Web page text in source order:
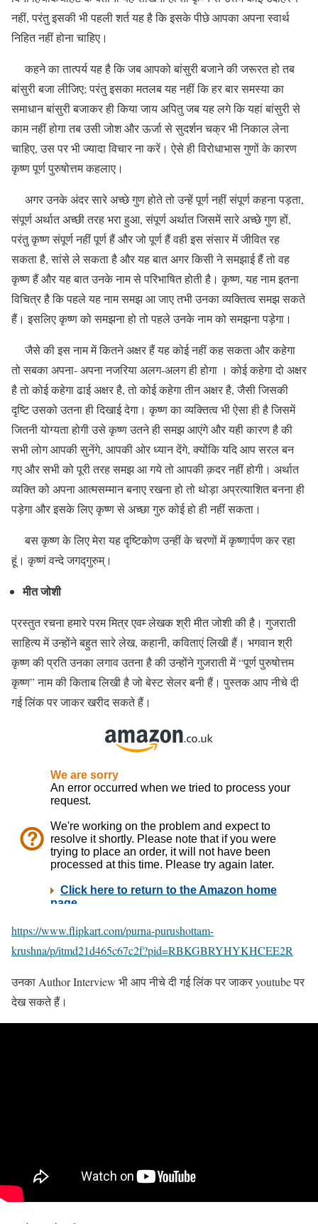
नहीं, परंतु इसकी भी पहली शर्त यह है कि इसके पीछे आपका अपना स्वार्थ
निहित नहीं होना चाहिए।
कहने का तात्पर्य यह है कि जब आपको बांसुरी बजाने की जरूरत हो तब
बांसुरी बजा लीजिए; परंतु इसका मतलब यह नहीं कि हर बार समस्या का
समाधान बांसुरी बजाकर ही किया जाय अपितु जब यह लगे कि यहां बांसुरी से
काम नहीं होगा तब उसी जोश और ऊर्जा से सुदर्शन चक्र भी निकाल लेना
चाहिए, उस पर भी ज्यादा विचार ना करें। ऐसे ही विरोधाभास गुणों के कारण
कृष्ण पूर्ण पुरुषोत्तम कहलाए।
अगर उनके अंदर सारे अच्छे गुण होते तो उन्हें पूर्ण नहीं संपूर्ण कहना पड़ता,
संपूर्ण अर्थात अच्छी तरह भरा हुआ, संपूर्ण अर्थात जिसमें सारे अच्छे गुण हों,
परंतु कृष्ण संपूर्ण नहीं पूर्ण हैं और जो पूर्ण हैं वही इस संसार में जीवित रह
सकता है, सांसे ले सकता है और यह बात अगर किसी ने समझाई हैं तो वह
कृष्ण हैं और यह बात उनके नाम से परिभाषित होती है। कृष्ण, यह नाम इतना
विचित्र है कि पहले यह नाम समझ आ जाए तभी उनका व्यक्तित्व समझ सकते
हैं। इसलिए कृष्ण को समझना हो तो पहले उनके नाम को समझना पड़ेगा।
जैसे की इस नाम में कितने अक्षर हैं यह कोई नहीं कह सकता और कहेगा
तो सबका अपना- अपना नजरिया अलग-अलग ही होगा । कोई कहेगा दो अक्षर
है तो कोई कहेगा ढाई अक्षर है, तो कोई कहेगा तीन अक्षर है, जैसी जिसकी
दृष्टि उसको उतना ही दिखाई देगा। कृष्ण का व्यक्तित्व भी ऐसा ही है जिसमें
जितनी योग्यता होगी उसे कृष्ण उतने ही समझ आएंगे और यही कारण है की
सभी लोग आपकी सुनेंगे, आपकी ओर ध्यान देंगे, क्योंकि यदि आप सरल बन
गए और सभी को पूरी तरह समझ आ गये तो आपकी क़दर नहीं होगी। अर्थात
व्यक्ति को अपना आत्मसम्मान बनाए रखना हो तो थोड़ा अप्रत्याशित बनना ही
पड़ेगा और इसके लिए कृष्ण से अच्छा गुरु कोई हो ही नहीं सकता।
बस कृष्ण के लिए मेरा यह दृष्टिकोण उन्हीं के चरणों में कृष्णार्पण कर रहा
हूं। कृष्णं वन्दे जगद्गुरुम्।
मीत जोशी
प्रस्तुत रचना हमारे परम मित्र एवम्‍ लेखक श्री मीत जोशी की है। गुजराती
साहित्य में उन्होंने बहुत सारे लेख, कहानी, कविताएं लिखी हैं। भगवान श्री
कृष्ण की प्रति उनका लगाव उतना है की उन्होंने गुजराती में “पूर्ण पुरुषोत्तम
कृष्ण” नाम की किताब लिखी है जो बेस्ट सेलर बनी हैं। पुस्तक आप नीचे दी
गई लिंक पर जाकर खरीद सकते हैं।
https://www.flipkart.com/purna-purushottam-
krushna/p/itmd21d465c67c2f?pid=RBKGBRYHYKHCEE2R
उनका Author Interview भी आप नीचे दी गई लिंक पर जाकर youtube पर
देख सकते हैं।